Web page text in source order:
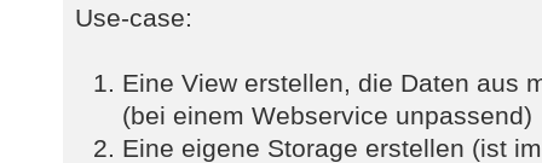
Use-case:
Eine View erstellen, die Daten aus
(bei einem Webservice unpassend)
Eine eigene Storage erstellen (ist